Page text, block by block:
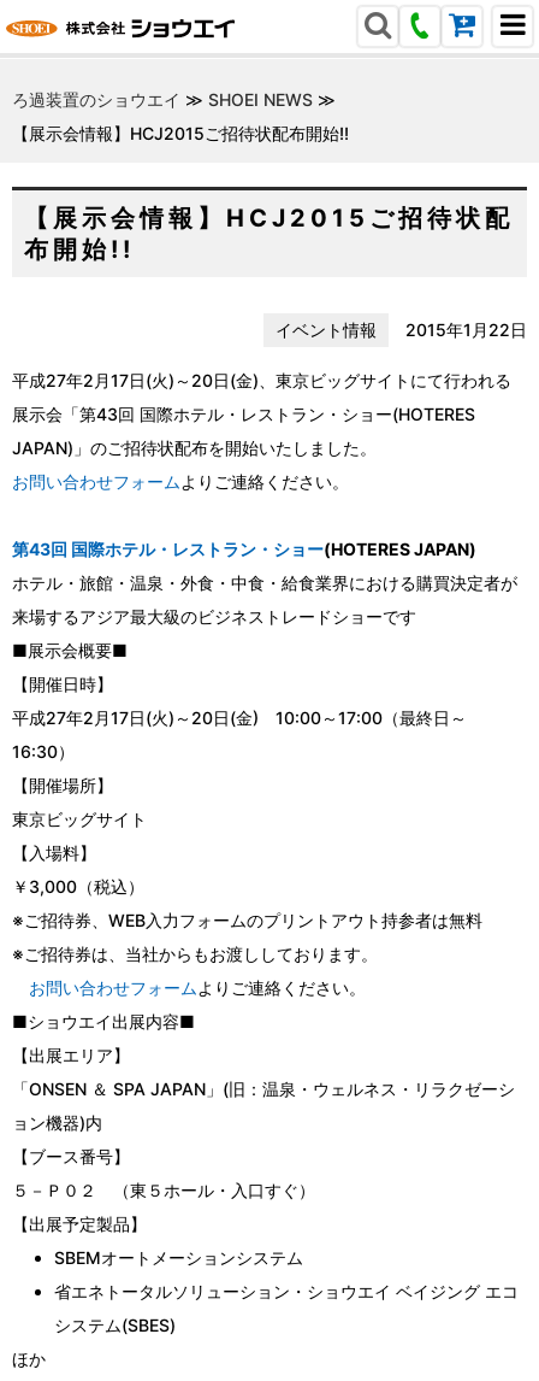
ろ過装置のショウエイ ≫ SHOEI NEWS ≫
【展示会情報】HCJ2015ご招待状配布開始!!
【展示会情報】HCJ2015ご招待状配
布開始!!
イベント情報 2015年1月22日
平成27年2月17日(火)～20日(金)、東京ビッグサイトにて行われる
展示会「第43回 国際ホテル・レストラン・ショー(HOTERES
JAPAN)」のご招待状配布を開始いたしました。
お問い合わせフォームよりご連絡ください。
第43回 国際ホテル・レストラン・ショー(HOTERES JAPAN)
ホテル・旅館・温泉・外食・中食・給食業界における購買決定者が
来場するアジア最大級のビジネストレードショーです
■展示会概要■
【開催日時】
平成27年2月17日(火)～20日(金) 10:00～17:00（最終日～
16:30）
【開催場所】
東京ビッグサイト
【入場料】
￥3,000（税込）
※ご招待券、WEB入力フォームのプリントアウト持参者は無料
※ご招待券は、当社からもお渡ししております。
お問い合わせフォームよりご連絡ください。
■ショウエイ出展内容■
【出展エリア】
「ONSEN ＆ SPA JAPAN」(旧：温泉・ウェルネス・リラクゼーシ
ョン機器)内
【ブース番号】
５－Ｐ０２ （東５ホール・入口すぐ）
【出展予定製品】
SBEMオートメーションシステム
省エネトータルソリューション・ショウエイ ベイジング エコ
システム(SBES)
ほか